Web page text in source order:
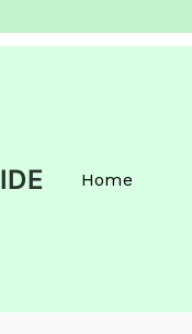
Home